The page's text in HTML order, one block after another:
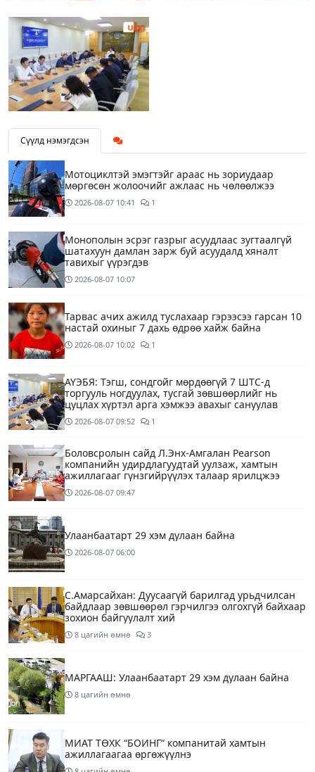
Сүүлд нэмэгдсэн
Мотоциклтэй эмэгтэйг араас нь зориудаар
мөргөсөн жолоочийг ажлаас нь чөлөөлжээ
2026-08-07 10:41 1
Монополын эсрэг газрыг асуудлаас зугтаалгүй
шатахуун дамлан зарж буй асуудалд хяналт
тавихыг үүрэгдэв
2026-08-07 10:07
Тарвас ачих ажилд туслахаар гэрээсээ гарсан 10
настай охиныг 7 дахь өдрөө хайж байна
2026-08-07 10:02 1
АҮЭБЯ: Тэгш, сондгойг мөрдөөгүй 7 ШТС-д
торгууль ногдуулах, тусгай зөвшөөрлийг нь
цуцлах хүртэл арга хэмжээ авахыг сануулав
2026-08-07 09:52 1
Боловсролын сайд Л.Энх-Амгалан Pearson
компанийн удирдлагуудтай уулзаж, хамтын
ажиллагааг гүнзгийрүүлэх талаар ярилцжээ
2026-08-07 09:47
Улаанбаатарт 29 хэм дулаан байна
2026-08-07 06:00
С.Амарсайхан: Дуусаагүй барилгад урьдчилсан
байдлаар зөвшөөрөл гэрчилгээ олгохгүй байхаар
зохион байгуулалт хий
8 цагийн өмнө 3
МАРГААШ: Улаанбаатарт 29 хэм дулаан байна
8 цагийн өмнө
МИАТ ТӨХК “БОИНГ“ компанитай хамтын
ажиллагаагаа өргөжүүлнэ